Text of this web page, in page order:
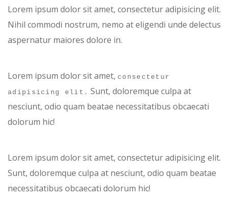
Lorem ipsum dolor sit amet, consectetur adipisicing elit.
Nihil commodi nostrum, nemo at eligendi unde delectus
aspernatur maiores dolore in.
Lorem ipsum dolor sit amet, consectetur
adipisicing elit. Sunt, doloremque culpa at
nesciunt, odio quam beatae necessitatibus obcaecati
dolorum hic!
Lorem ipsum dolor sit amet, consecteturadipisicing elit.
Sunt, doloremque culpa at nesciunt, odio quam beatae
necessitatibus obcaecati dolorum hic!